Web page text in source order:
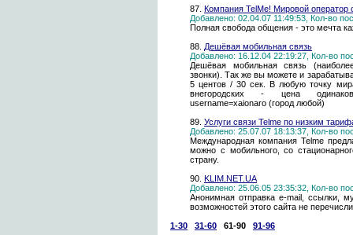
87. Компания TelMe! Мировой оператор
Добавлено: 02.04.07 11:49:53, Кол-во
Полная свобода общения - это мечта
88. Дешёвая мобильная связь
Добавлено: 16.12.04 22:19:27, Кол-во
Дешёвая мобильная связь
звонки). Так же вы можете и
5 центов / 30 сек. В любую точку
внегородских - цена
username=xaionaro (город любой)
89. Услуги связи Telme по низким
Добавлено: 25.07.07 18:13:37, Кол-во
Международная компания Telme
можно с мобильного, со
страну.
90. KLIM.NET.UA
Добавлено: 25.06.05 23:35:32, Кол-во
Анонимная отправка e-mail, cсылки,
возможностей этого сайта не
1-30
31-60 61-90 91-96